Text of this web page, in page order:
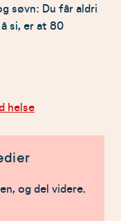
søvn: Du får aldri
si, er at 80
helse
og del videre.